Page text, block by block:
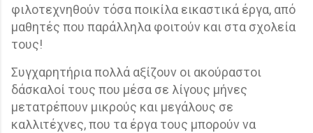
φιλοτεχνηθούν τόσα ποικίλα εικαστικά έργα, από
μαθητές που παράλληλα φοιτούν και στα σχολεία
τους!
Συγχαρητήρια πολλά αξίζουν οι ακούραστοι
δάσκαλοί τους που μέσα σε λίγους μήνες
μετατρέπουν μικρούς και μεγάλους σε
καλλιτέχνες, που τα έργα τους μπορούν να